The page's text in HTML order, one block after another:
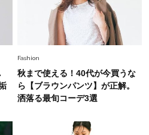
が本気で推す！40代がほどよく華
アイテム】3選
Fashion
秋まで使える！40代が今買うな
ら【ブラウンパンツ】が正解。
洒落る最旬コーデ3選